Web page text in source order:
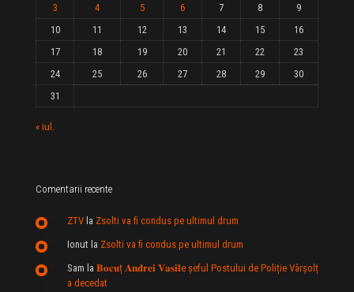
3
4 5 6 7 8
9
10
11 12 13 14 15
16
17
18 19 20 21 22
23
24
25 26 27 28 29
30
31
« iul.
Comentarii recente
ZTV la Zsolti va fi condus pe ultimul drum
Ionut la Zsolti va fi condus pe ultimul drum
Sam la 𝐁𝐨𝐜𝐮ț 𝐀𝐧𝐝𝐫𝐞𝐢 𝐕𝐚𝐬𝐢𝐥e şeful Postului de Poliție Vârșolț
a decedat